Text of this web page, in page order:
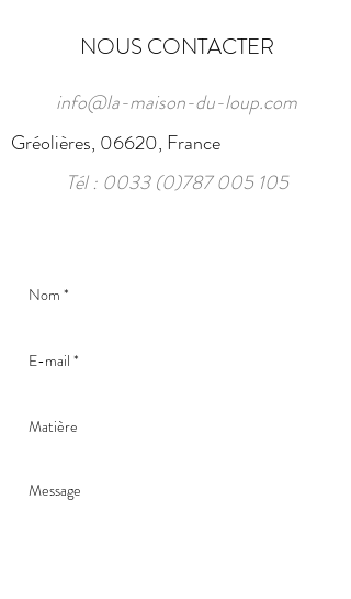
NOUS CONTACTER
info@la-maison-du-loup.com
Gréolières, 06620, France
Tél : 0033 (0)787 005 105